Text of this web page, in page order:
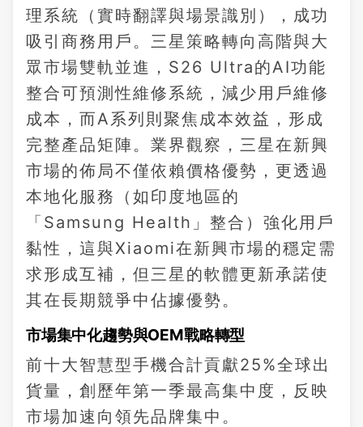
理系統（實時翻譯與場景識別），成功
吸引商務用戶。三星策略轉向高階與大
眾市場雙軌並進，S26 Ultra的AI功能
整合可預測性維修系統，減少用戶維修
成本，而A系列則聚焦成本效益，形成
完整產品矩陣。業界觀察，三星在新興
市場的佈局不僅依賴價格優勢，更透過
本地化服務（如印度地區的
「Samsung Health」整合）強化用戶
黏性，這與Xiaomi在新興市場的穩定需
求形成互補，但三星的軟體更新承諾使
其在長期競爭中佔據優勢。
市場集中化趨勢與OEM戰略轉型
前十大智慧型手機合計貢獻25%全球出
貨量，創歷年第一季最高集中度，反映
市場加速向領先品牌集中。